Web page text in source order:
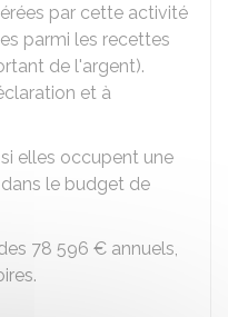
par cette activité
parmi les recettes
de l'argent).
et à
elles occupent une
le budget de
78 596 € annuels,